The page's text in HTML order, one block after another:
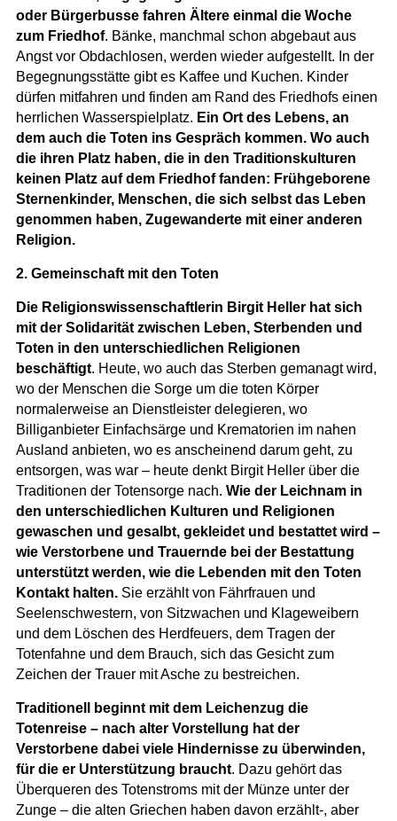
oder Bürgerbusse fahren Ältere einmal die Woche
zum Friedhof. Bänke, manchmal schon abgebaut aus
Angst vor Obdachlosen, werden wieder aufgestellt. In der
Begegnungsstätte gibt es Kaffee und Kuchen. Kinder
dürfen mitfahren und finden am Rand des Friedhofs einen
herrlichen Wasserspielplatz. Ein Ort des Lebens, an
dem auch die Toten ins Gespräch kommen. Wo auch
die ihren Platz haben, die in den Traditionskulturen
keinen Platz auf dem Friedhof fanden: Frühgeborene
Sternenkinder, Menschen, die sich selbst das Leben
genommen haben, Zugewanderte mit einer anderen
Religion.
2. Gemeinschaft mit den Toten
Die Religionswissenschaftlerin Birgit Heller hat sich
mit der Solidarität zwischen Leben, Sterbenden und
Toten in den unterschiedlichen Religionen
beschäftigt. Heute, wo auch das Sterben gemanagt wird,
wo der Menschen die Sorge um die toten Körper
normalerweise an Dienstleister delegieren, wo
Billiganbieter Einfachsärge und Krematorien im nahen
Ausland anbieten, wo es anscheinend darum geht, zu
entsorgen, was war – heute denkt Birgit Heller über die
Traditionen der Totensorge nach. Wie der Leichnam in
den unterschiedlichen Kulturen und Religionen
gewaschen und gesalbt, gekleidet und bestattet wird –
wie Verstorbene und Trauernde bei der Bestattung
unterstützt werden, wie die Lebenden mit den Toten
Kontakt halten.Sie erzählt von Fährfrauen und
Seelenschwestern, von Sitzwachen und Klageweibern
und dem Löschen des Herdfeuers, dem Tragen der
Totenfahne und dem Brauch, sich das Gesicht zum
Zeichen der Trauer mit Asche zu bestreichen.
Traditionell beginnt mit dem Leichenzug die
Totenreise – nach alter Vorstellung hat der
Verstorbene dabei viele Hindernisse zu überwinden,
für die er Unterstützung braucht. Dazu gehört das
Überqueren des Totenstroms mit der Münze unter der
Zunge – die alten Griechen haben davon erzählt-, aber